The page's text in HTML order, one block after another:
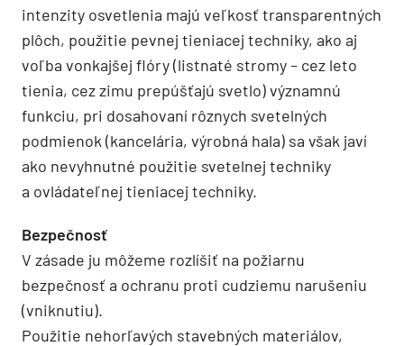
intenzity osvetlenia majú veľkosť transparentných
plôch, použitie pevnej tieniacej techniky, ako aj
voľba vonkajšej flóry (listnaté stromy – cez leto
tienia, cez zimu prepúšťajú svetlo) významnú
funkciu, pri dosahovaní rôznych svetelných
podmienok (kancelária, výrobná hala) sa však javí
ako nevyhnutné použitie svetelnej techniky
a ovládateľnej tieniacej techniky.
Bezpečnosť
V zásade ju môžeme rozlíšiť na požiarnu
bezpečnosť a ochranu proti cudziemu narušeniu
(vniknutiu).
Použitie nehorľavých stavebných materiálov,